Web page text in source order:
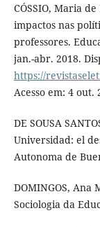
CÓSSIO, Maria
impactos nas
professores.
jan.-abr. 2018.
https://
Acesso em: 4 out.
DE SOUSA
Universidad: el
Autonoma de
DOMINGOS, Ana
Sociologia da